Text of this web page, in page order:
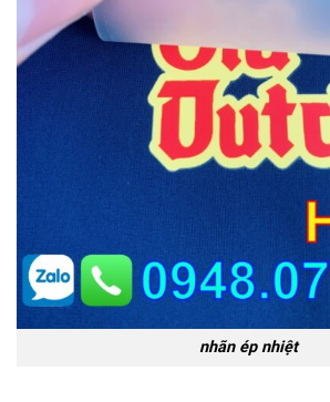
nhãn ép nhiệt